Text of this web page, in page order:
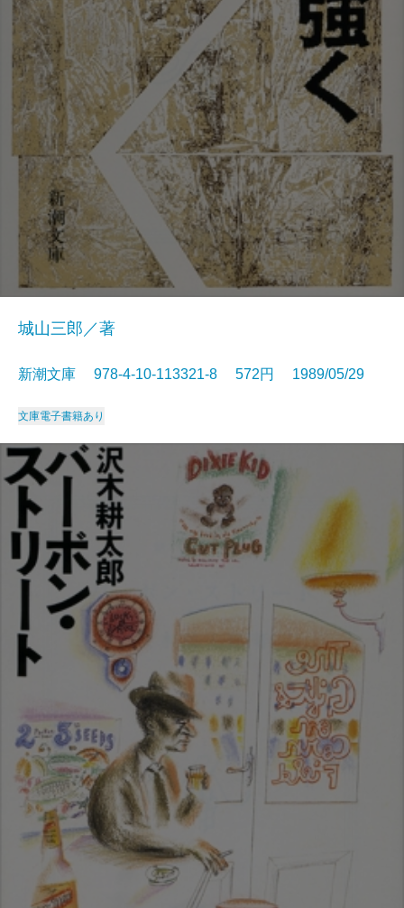
城山三郎／著
新潮文庫 978-4-10-113321-8 572円 1989/05/29
文庫電子書籍あり